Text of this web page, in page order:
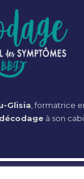
Glisia, formatrice
à son